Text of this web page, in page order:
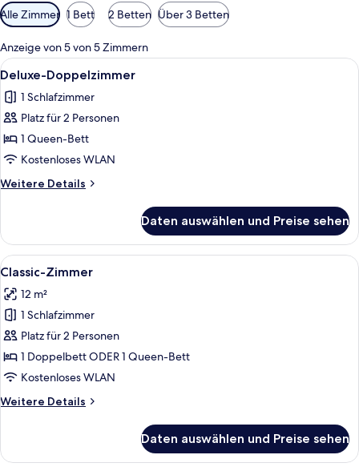
Verfügbare
Filter
für
Zimmer
Alle Zimmer 1 Bett 2 Betten Über 3 Betten
Anzeige von 5 von 5 Zimmern
Alle
Fotos
für
Deluxe-
Doppelzimmer
anzeigen
Ein Hotelzimmer mit einem großen
1
Deluxe-Doppelzimmer
1 Schlafzimmer
Platz für 2 Personen
1 Queen-Bett
Kostenloses WLAN
Weitere Details
Weitere
Doppelzimmer
Daten auswählen und Preise sehen
Alle
Fotos
für
Classic-
Zimmer
anzeigen
Ein Hotelzimmer mit einem großen
4
Classic-Zimmer
12 m²
1 Schlafzimmer
Platz für 2 Personen
1 Doppelbett ODER 1 Queen-Bett
Kostenloses WLAN
Weitere Details
Weitere
Zimmer
Daten auswählen und Preise sehen